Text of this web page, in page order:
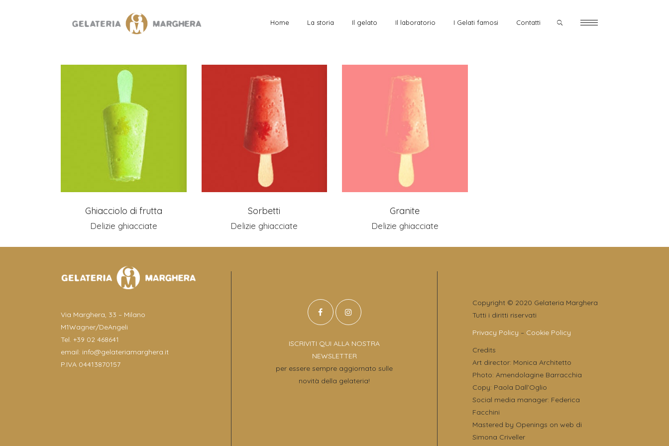
Home La storia Il gelato Il laboratorio I Gelati famosi Contatti
Ghiacciolo di frutta
Delizie ghiacciate
Sorbetti
Delizie ghiacciate
Granite
Delizie ghiacciate
Via Marghera, 33 – Milano
M1Wagner/DeAngeli
Tel. +39 02 468641
email: info@gelateriamarghera.it
P.IVA 04413870157
ISCRIVITI QUI ALLA NOSTRA
NEWSLETTER
per essere sempre aggiornato sulle
novità della gelateria!
Copyright © 2020 Gelateria Marghera
Tutti i diritti riservati
Privacy Policy – Cookie Policy
Credits
Art director: Monica Architetto
Photo: Amendolagine Barracchia
Copy: Paola Dall’Oglio
Social media manager: Federica
Facchini
Mastered by Openings on web di
Simona Criveller